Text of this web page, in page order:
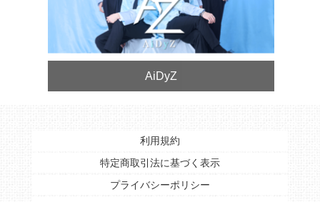
AiDyZ
利用規約
特定商取引法に基づく表示
プライバシーポリシー